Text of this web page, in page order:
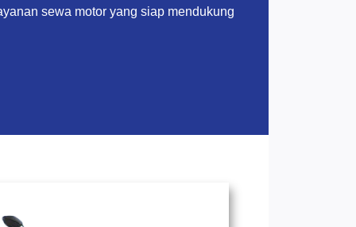
sewa motor yang siap mendukung